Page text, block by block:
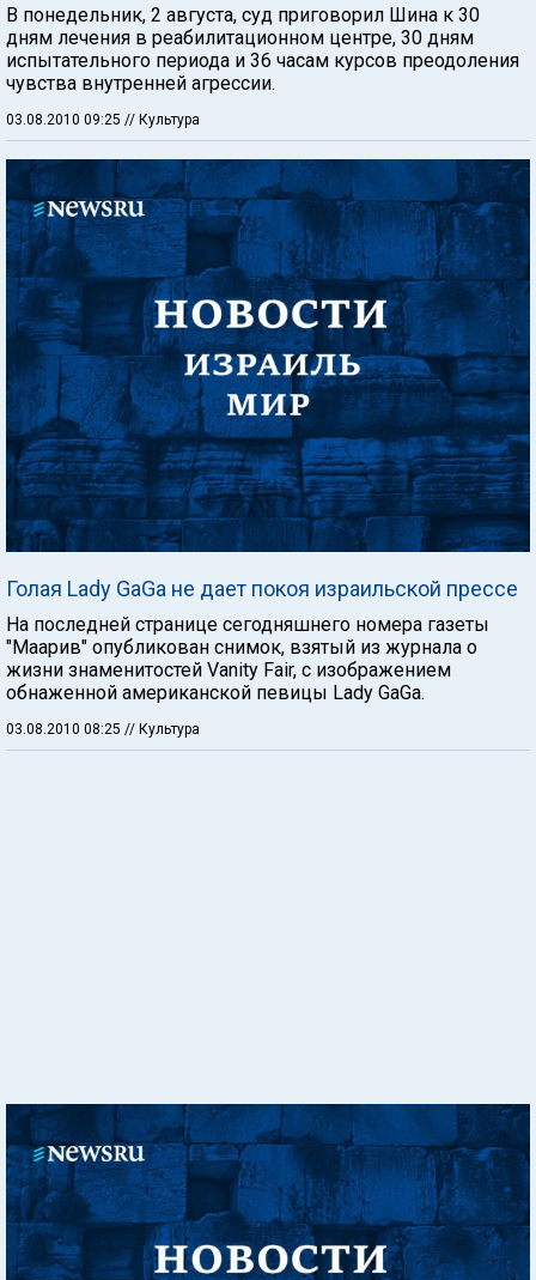
В понедельник, 2 августа, суд приговорил Шина к 30
дням лечения в реабилитационном центре, 30 дням
испытательного периода и 36 часам курсов преодоления
чувства внутренней агрессии.
03.08.2010 09:25 // Культура
Голая Lady GaGa не дает покоя израильской прессе
На последней странице сегодняшнего номера газеты
"Маарив" опубликован снимок, взятый из журнала о
жизни знаменитостей Vanity Fair, с изображением
обнаженной американской певицы Lady GaGa.
03.08.2010 08:25 // Культура